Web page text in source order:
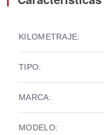
KILOMETRAJE:
TIPO:
MARCA:
MODELO: